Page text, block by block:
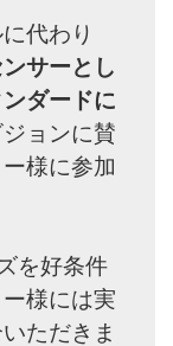
代わり
サーとし
ダードに
ョンに賛
様に参加
を好条件
様には実
ただきま